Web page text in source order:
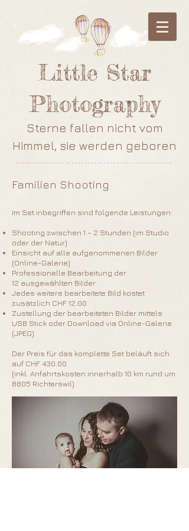
Little Star
Photography
Sterne fallen nicht vom
Himmel, sie werden geboren
************************************************
Familien Shooting
Im Set inbegriffen sind folgende Leistungen:
Shooting zwischen 1 – 2 Stunden (im Studio
oder der Natur)
Einsicht auf alle aufgenommenen Bilder
(Online-Galerie)
Professionelle Bearbeitung der
12 ausgewählten Bilder
Jedes weitere bearbeitete Bild kostet
zusätzlich CHF 12.00
Zustellung der bearbeiteten Bilder mittels
USB Stick oder Download via Online-Galerie
(JPEG)
Der Preis für das komplette Set beläuft sich
auf CHF 430.00
(inkl. Anfahrtskosten innerhalb 10 km rund um
8805 Richterswil)